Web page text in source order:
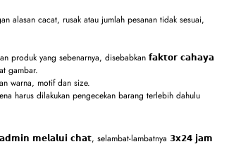
alasan cacat, rusak atau jumlah pesanan tidak sesuai,
produk yang sebenarnya, disebabkan 𝗳𝗮𝗸𝘁𝗼𝗿 𝗰𝗮𝗵𝗮𝘆𝗮
gambar.
warna, motif dan size.
harus dilakukan pengecekan barang terlebih dahulu
𝗺𝗲𝗹𝗮𝗹𝘂𝗶 𝗰𝗵𝗮𝘁, selambat-lambatnya 𝟯𝘅𝟮𝟰 𝗷𝗮𝗺